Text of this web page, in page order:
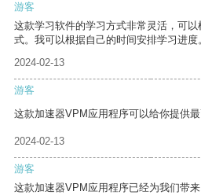
游客
这款学习软件的学习方式非常灵活，可
式。我可以根据自己的时间安排学习进度
2024-02-13
游客
这款加速器VPM应用程序可以给你提供最
2024-02-13
游客
这款加速器VPM应用程序已经为我们带